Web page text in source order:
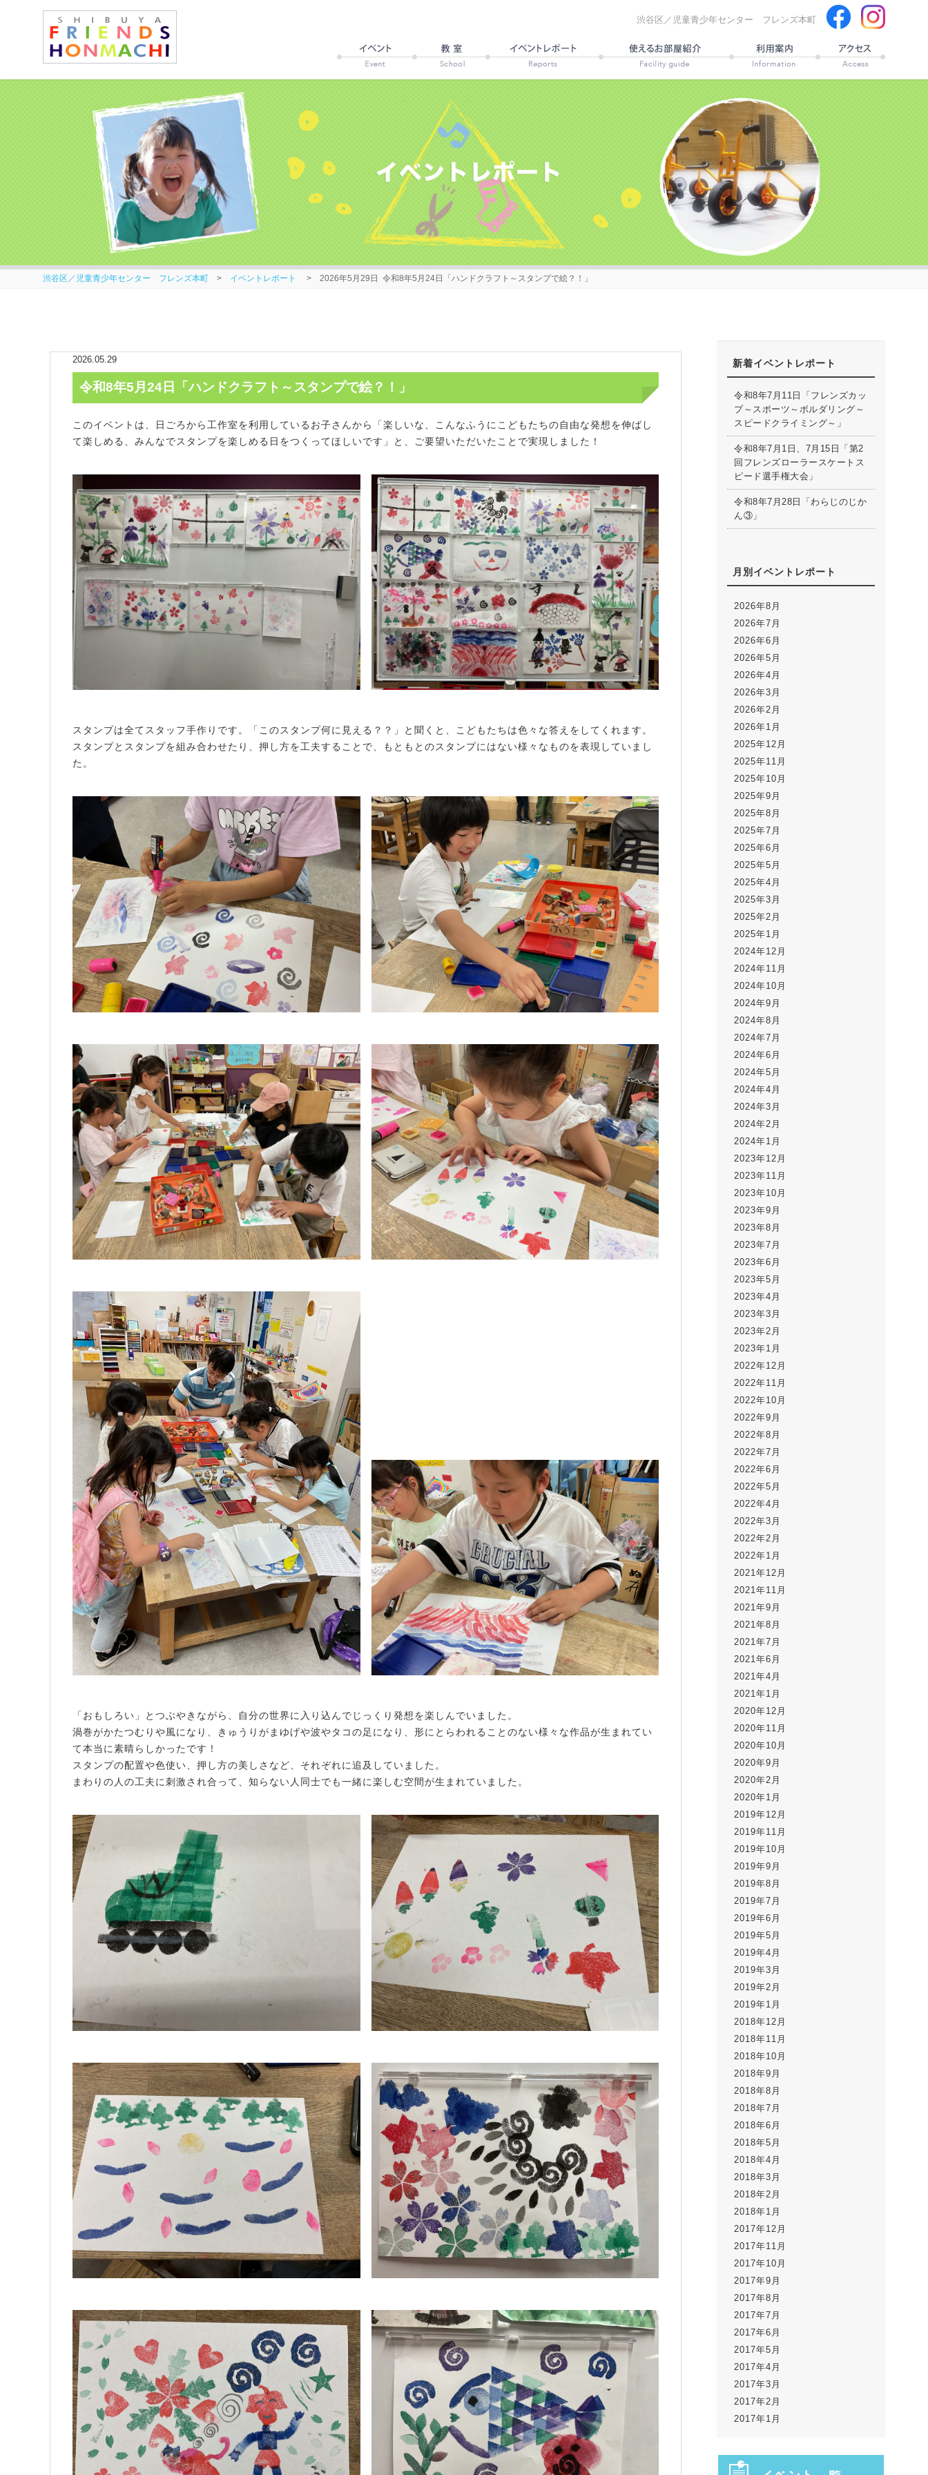
渋谷区／児童青少年センター フレンズ本町
渋谷区／児童青少年センター フレンズ本町 > イベントレポート > 2026年5月29日 令和8年5月24日「ハンドクラフト～スタンプで絵？！」
2026.05.29
令和8年5月24日「ハンドクラフト～スタンプで絵？！」
このイベントは、日ごろから工作室を利用しているお子さんから「楽しいな、こんなふうにこどもたちの自由な発想を伸ばし
て楽しめる、みんなでスタンプを楽しめる日をつくってほしいです」と、ご要望いただいたことで実現しました！
スタンプは全てスタッフ手作りです。「このスタンプ何に見える？？」と聞くと、こどもたちは色々な答えをしてくれます。
スタンプとスタンプを組み合わせたり、押し方を工夫することで、もともとのスタンプにはない様々なものを表現していまし
た。
「おもしろい」とつぶやきながら、自分の世界に入り込んでじっくり発想を楽しんでいました。
渦巻がかたつむりや風になり、きゅうりがまゆげや波やタコの足になり、形にとらわれることのない様々な作品が生まれてい
て本当に素晴らしかったです！
スタンプの配置や色使い、押し方の美しさなど、それぞれに追及していました。
まわりの人の工夫に刺激され合って、知らない人同士でも一緒に楽しむ空間が生まれていました。
新着イベントレポート
令和8年7月11日「フレンズカッ
プ～スポーツ～ボルダリング～
スピードクライミング～」
令和8年7月1日、7月15日「第2
回フレンズローラースケートス
ピード選手権大会」
令和8年7月28日「わらじのじか
ん③」
月別イベントレポート
2026年8月
2026年7月
2026年6月
2026年5月
2026年4月
2026年3月
2026年2月
2026年1月
2025年12月
2025年11月
2025年10月
2025年9月
2025年8月
2025年7月
2025年6月
2025年5月
2025年4月
2025年3月
2025年2月
2025年1月
2024年12月
2024年11月
2024年10月
2024年9月
2024年8月
2024年7月
2024年6月
2024年5月
2024年4月
2024年3月
2024年2月
2024年1月
2023年12月
2023年11月
2023年10月
2023年9月
2023年8月
2023年7月
2023年6月
2023年5月
2023年4月
2023年3月
2023年2月
2023年1月
2022年12月
2022年11月
2022年10月
2022年9月
2022年8月
2022年7月
2022年6月
2022年5月
2022年4月
2022年3月
2022年2月
2022年1月
2021年12月
2021年11月
2021年9月
2021年8月
2021年7月
2021年6月
2021年4月
2021年1月
2020年12月
2020年11月
2020年10月
2020年9月
2020年2月
2020年1月
2019年12月
2019年11月
2019年10月
2019年9月
2019年8月
2019年7月
2019年6月
2019年5月
2019年4月
2019年3月
2019年2月
2019年1月
2018年12月
2018年11月
2018年10月
2018年9月
2018年8月
2018年7月
2018年6月
2018年5月
2018年4月
2018年3月
2018年2月
2018年1月
2017年12月
2017年11月
2017年10月
2017年9月
2017年8月
2017年7月
2017年6月
2017年5月
2017年4月
2017年3月
2017年2月
2017年1月